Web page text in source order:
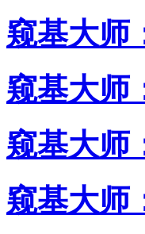
窥基大师
窥基大师
窥基大师
窥基大师